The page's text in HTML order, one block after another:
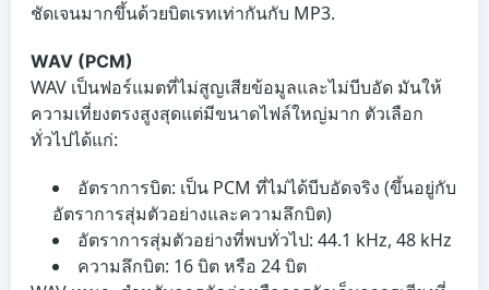
ชัดเจนมากขึ้นด้วยบิตเรทเท่ากันกับ MP3.
WAV (PCM)
WAV เป็นฟอร์แมตที่ไม่สูญเสียข้อมูลและไม่บีบอัด มันให้
ความเที่ยงตรงสูงสุดแต่มีขนาดไฟล์ใหญ่มาก ตัวเลือก
ทั่วไปได้แก่:
อัตราการบิต: เป็น PCM ที่ไม่ได้บีบอัดจริง (ขึ้นอยู่กับ
อัตราการสุ่มตัวอย่างและความลึกบิต)
อัตราการสุ่มตัวอย่างที่พบทั่วไป: 44.1 kHz, 48 kHz
ความลึกบิต: 16 บิต หรือ 24 บิต